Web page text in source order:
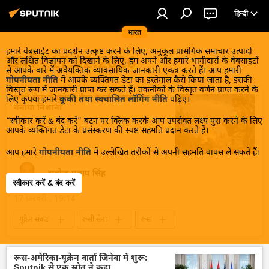
भारत
हिन्दी
हमारे वेबसाईट का प्रदर्शन उत्कृष्ट करने के लिए, अनुकूल प्रासंगिक समाचार उत्पादों
और लक्षित विज्ञापन को दिखाने के लिए, हम अपने और हमारे भागीदारों के वेबसाइटों
से आपके बारे में अवैयक्तिक व्यावसायिक जानकारी एकत्र करते हैं। आप हमारी
गोपनीयता नीति में आपके व्यक्तिगत डेटा का इस्तेमाल कैसे किया जाता है, इसकी
विस्तृत रूप में जानकारी प्राप्त कर सकते हैं। तकनीकों के विस्तृत वर्णन प्राप्त करने के
लिए कृपया हमारे कूकी तथा स्वचालित लॉगिंग नीति पढ़िए।
“स्वीकार करें & बंद करें” बटन पर क्लिक करके आप उपरोक्त लक्ष्य पुरा करने के लिए
आपके व्यक्तिगत डेटा के प्रसंस्करण की स्पष्ट सहमति प्रदान करते हैं।
आप हमारे गोपनीयता नीति में उल्लेखित तरीकों से अपनी सहमति वापस ले सकते हैं।
स्वीकार करें & बंद करें
खबरें - 17.02.2026
रूसी सेना ने यूक्रेनी सैन्य ऊर्जा अवसंरचना को
बनाया निशाना
सत्येन्द्र प्रताप सिंह
यूक्रेन संकट रूसी सेना
रूस
राष्ट्रीय सुरक्षा
मानव रहित वाहन
यूक्रेन
रूस-अमेरिका-यूक्रेन वार्ता जिनेवा में शुरू: